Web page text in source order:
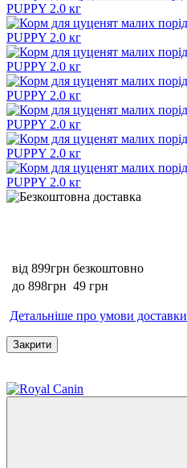
від 899грн безкоштовно
до 898грн 49 грн
Детальніше про умови доставки
Закрити